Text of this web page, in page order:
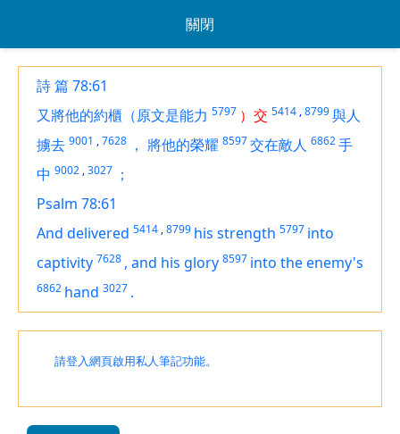
關閉
詩 篇 78:61
又將他的約櫃（原文是能力 5797 ）交 5414 ,8799與人
擄去 9001 ,7628 ， 將他的榮耀 8597交在敵人 6862手
中 9002 ,3027 ；
Psalm 78:61
And delivered 5414 ,8799 his strength 5797 into
captivity 7628 , and his glory 8597 into the enemy's
6862 hand 3027 .
請登入網頁啟用私人筆記功能。